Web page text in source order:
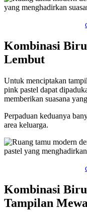
Kombinasi
Lembut
Untuk menciptakan
pink pastel dapat
memberikan suasana
Perpaduan keduanya
area keluarga.
Kombinasi
Tampilan